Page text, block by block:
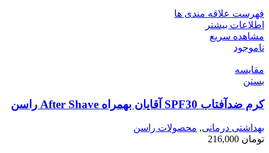
فهرست علاقه مندی ها
اطلاعات بیشتر
مشاهده سریع
ناموجود
مقایسه
بستن
کرم ضدآفتاب SPF30 آقایان بهمراه After Shave راسن
بهداشتی درمانی, محصولات راسن
تومان